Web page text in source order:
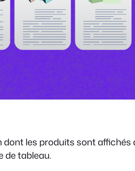
les produits sont affichés
de tableau.